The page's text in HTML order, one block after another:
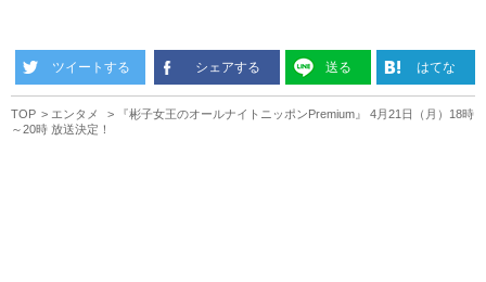
ツイートする シェアする 送る はてな
TOP エンタメ
『彬子女王のオールナイトニッポンPremium』 4月21日（月）18時
～20時 放送決定！